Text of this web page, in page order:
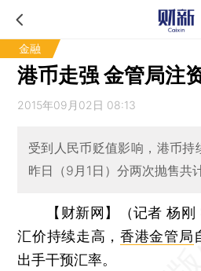
金融
港币走强 金管局注
2015年09月02日 08:13
受到人民币贬值影响，港币
昨日（9月1日）分两次抛售共
【财新网】（记者 杨
汇价持续走高，香港金管局
出手干预汇率。